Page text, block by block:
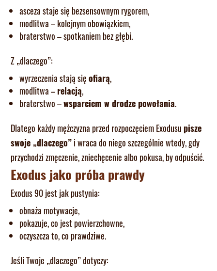
asceza staje się bezsensownym rygorem,
modlitwa – kolejnym obowiązkiem,
braterstwo – spotkaniem bez głębi.
Z „dlaczego”:
wyrzeczenia stają sięofiarą,
modlitwa –relacją,
braterstwo –wsparciem w drodze powołania.
Dlatego każdy mężczyzna przed rozpoczęciem Exodusu pisze
swoje „dlaczego”i wraca do niego szczególnie wtedy, gdy
przychodzi zmęczenie, zniechęcenie albo pokusa, by odpuścić.
Exodus jako próba prawdy
Exodus 90 jest jak pustynia:
obnaża motywacje,
pokazuje, co jest powierzchowne,
oczyszcza to, co prawdziwe.
Jeśli Twoje „dlaczego” dotyczy: